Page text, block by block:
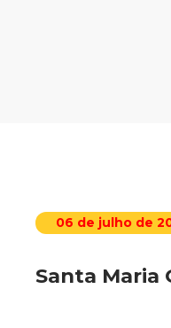
06 de julho de
Santa Maria